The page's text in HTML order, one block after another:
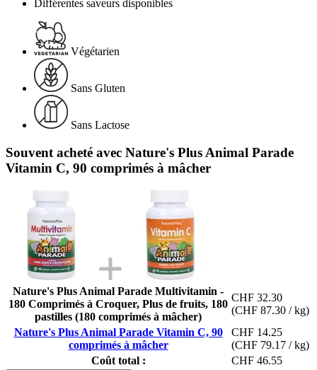
Différentes saveurs disponibles
Végétarien
Sans Gluten
Sans Lactose
Souvent acheté avec Nature's Plus Animal Parade
Vitamin C, 90 comprimés à mâcher
Nature's Plus Animal Parade Multivitamin -
180 Comprimés à Croquer, Plus de fruits, 180
pastilles (180 comprimés à mâcher)
CHF 32.30
(CHF 87.30 / kg)
Nature's Plus Animal Parade Vitamin C, 90
comprimés à mâcher
CHF 14.25
(CHF 79.17 / kg)
Coût total :
CHF 46.55